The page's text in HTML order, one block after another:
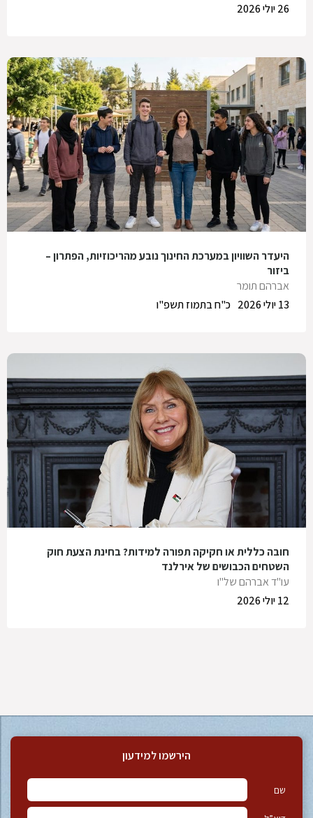
26 יולי 2026
היעדר השוויון במערכת החינוך נובע מהריכוזיות, הפתרון –
ביזור
אברהם תומר
כ"ח בתמוז תשפ"ו
13 יולי 2026
חובה כללית או חקיקה תפורה למידות? בחינת הצעת חוק
השטחים הכבושים של אירלנד
עו"ד אברהם של"ו
12 יולי 2026
הירשמו למידעון
שם